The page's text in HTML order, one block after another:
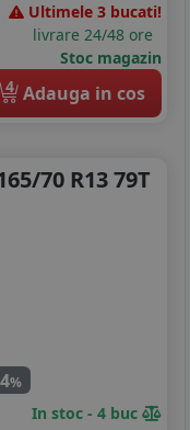
Ultimele 3 bucati!
livrare 24/48 ore
Stoc magazin
4 Adauga in cos
70 R13 79T
4%
In stoc - 4 buc